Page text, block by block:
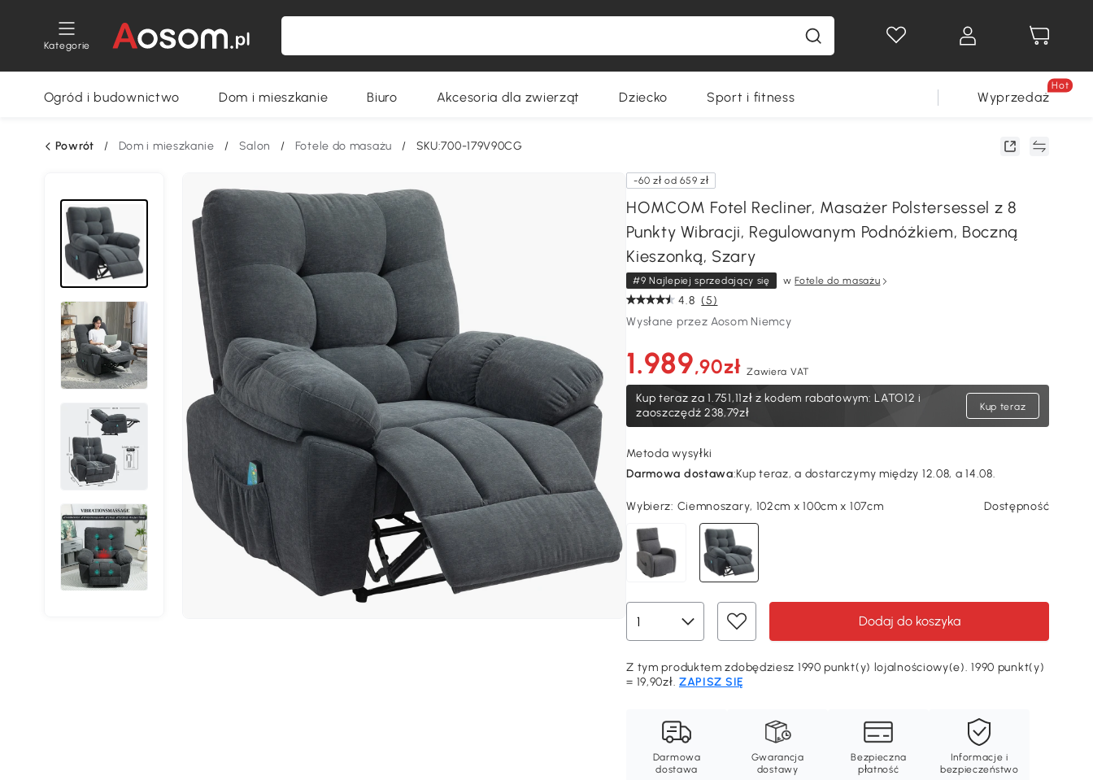
Kategorie
Ogród i budownictwo Dom i mieszkanie Biuro Akcesoria dla zwierząt Dziecko Sport i fitness Wyprzedaż
Hot
Powrót / Dom i mieszkanie / Salon / Fotele do masażu / SKU:700-179V90CG
-60 zł od 659 zł
HOMCOM Fotel Recliner, Masażer Polstersessel z 8
Punkty Wibracji, Regulowanym Podnóżkiem, Boczną
Kieszonką, Szary
#9 Najlepiej sprzedający się wFotele do masażu
4.8 (5)
Wysłane przez Aosom Niemcy
1.989,90zł Zawiera VAT
Kup teraz za1.751,11zł z kodem rabatowym: LATO12 i
zaoszczędź 238,79zł
Kup teraz
Metoda wysyłki
Darmowa dostawa:Kup teraz, a dostarczymy między 12.08, a 14.08.
Wybierz: Ciemnoszary, 102cm x 100cm x 107cm Dostępność
Dodaj do koszyka
Z tym produktem zdobędziesz 1990 punkt(y) lojalnościowy(e). 1990 punkt(y)
= 19,90zł. ZAPISZ SIĘ
Darmowa
dostawa
Gwarancja
dostawy
Bezpieczna
płatność
Informacje i
bezpieczeństwo